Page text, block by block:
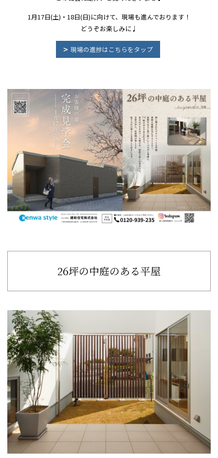
1月17日(土)・18日(日)に向けて、現場も進んでおります！
どうぞお楽しみに♩
現場の進捗はこちらをタップ
26坪の中庭のある平屋